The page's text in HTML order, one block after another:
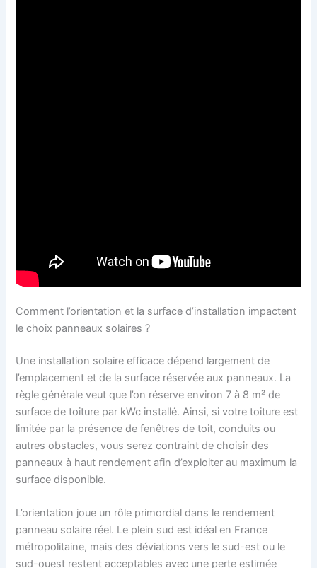
Comment l’orientation et la surface d’installation impactent
le choix panneaux solaires ?
Une installation solaire efficace dépend largement de
l’emplacement et de la surface réservée aux panneaux. La
règle générale veut que l’on réserve environ 7 à 8 m² de
surface de toiture par kWc installé. Ainsi, si votre toiture est
limitée par la présence de fenêtres de toit, conduits ou
autres obstacles, vous serez contraint de choisir des
panneaux à haut rendement afin d’exploiter au maximum la
surface disponible.
L’orientation joue un rôle primordial dans le rendement
panneau solaire réel. Le plein sud est idéal en France
métropolitaine, mais des déviations vers le sud-est ou le
sud-ouest restent acceptables avec une perte estimée